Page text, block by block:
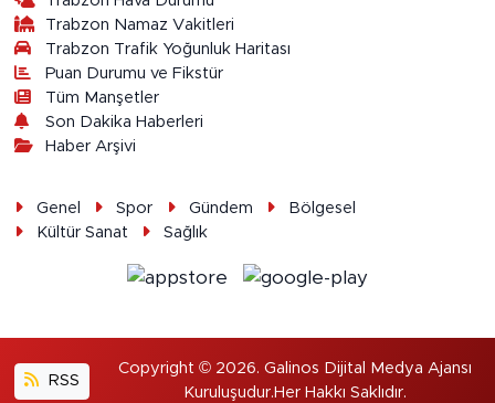
Trabzon Namaz Vakitleri
Trabzon Trafik Yoğunluk Haritası
Puan Durumu ve Fikstür
Tüm Manşetler
Son Dakika Haberleri
Haber Arşivi
Genel Spor Gündem
Bölgesel
Kültür Sanat
Sağlık
RSS
Copyright © 2026. Galinos Dijital Medya Ajansı
Kuruluşudur.Her Hakkı Saklıdır.